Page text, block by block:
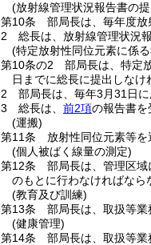
(放射線管理状況報告書の
第10条
部局長は、毎年度放
2
総長は、放射線管理状況
(特定放射性同位元素に係
第10条の2
部局長は、特定
日までに総長に提出しなけ
2
部局長は、毎年3月31日
3
総長は、 前2項の報告書を
(運搬)
第11条
放射性同位元素等を
(個人被ばく線量の測定)
第12条
部局長は、管理区
のもとに行わなければなら
(教育及び訓練)
第13条
部局長は、取扱等業
(健康管理)
第14条
部局長は、取扱等